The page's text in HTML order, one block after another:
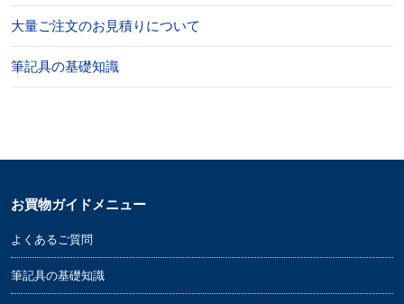
大量ご注文のお見積りについて
筆記具の基礎知識
お買物ガイドメニュー
よくあるご質問
筆記具の基礎知識